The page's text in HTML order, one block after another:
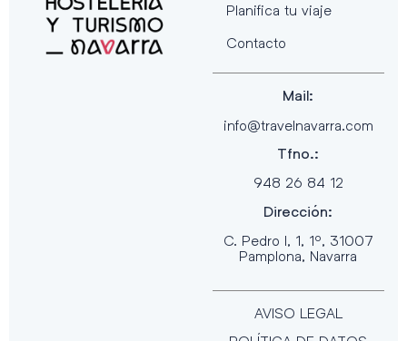
Planifica tu viaje
Contacto
Mail:
info@travelnavarra.com
Tfno.:
948 26 84 12
Dirección:
C. Pedro I, 1, 1º, 31007
Pamplona, Navarra
AVISO LEGAL